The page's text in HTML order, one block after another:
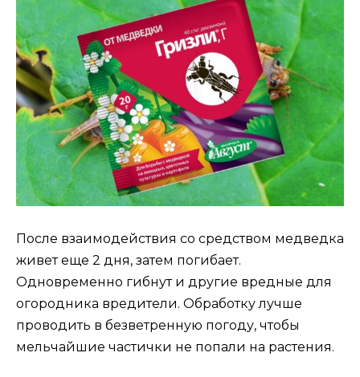
После взаимодействия со средством медведка
живет еще 2 дня, затем погибает.
Одновременно гибнут и другие вредные для
огородника вредители. Обработку лучше
проводить в безветренную погоду, чтобы
мельчайшие частички не попали на растения.